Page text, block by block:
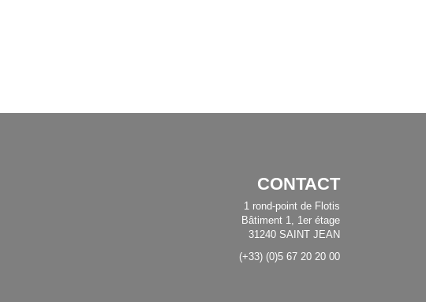
CONTACT
1 rond-point de Flotis
Bâtiment 1, 1er étage
31240 SAINT JEAN
(+33) (0)5 67 20 20 00